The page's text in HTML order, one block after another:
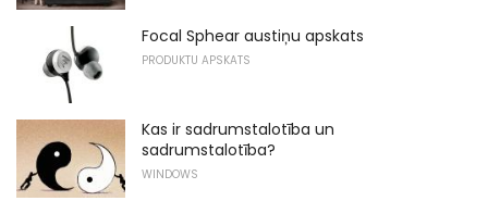
Focal Sphear austiņu apskats
PRODUKTU APSKATS
Kas ir sadrumstalotība un
sadrumstalotība?
WINDOWS